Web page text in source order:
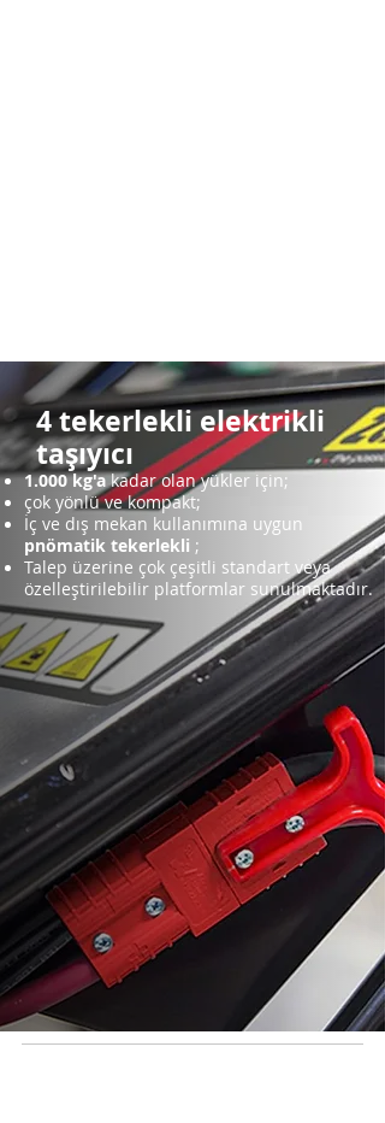
4 tekerlekli elektrikli
taşıyıcı
1.000 kg'akadar olan yükler için;
çok yönlü ve kompakt;
İç ve dış mekan kullanımına uygun
pnömatik tekerlekli ;
Talep üzerine çok çeşitli standart veya
özelleştirilebilir platformlar sunulmaktadır.